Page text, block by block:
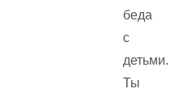
беда
с
детьми.
Ты